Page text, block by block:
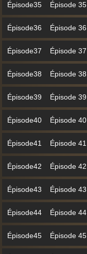
Épisode35 Épisode 35
Épisode36 Épisode 36
Épisode37 Épisode 37
Épisode38 Épisode 38
Épisode39 Épisode 39
Épisode40 Épisode 40
Épisode41 Épisode 41
Épisode42 Épisode 42
Épisode43 Épisode 43
Épisode44 Épisode 44
Épisode45 Épisode 45